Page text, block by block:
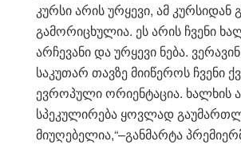
კურსი არის ურყევი, ამ კურსიდან
გამორიცხულია. ეს არის ჩვენი
არჩევანი და ურყევი ნება.
საკუთარ თავზე მიიწეროს ჩვენი
ევროპული ორიენტაცია. ხალხის
სპეკულირება ყოვლად
მიუღებელია,“–განმარტა